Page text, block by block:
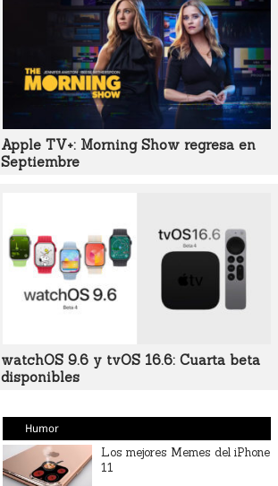
Apple TV+: Morning Show regresa en
Septiembre
watchOS 9.6 y tvOS 16.6: Cuarta beta
disponibles
Humor
Los mejores Memes del iPhone
11